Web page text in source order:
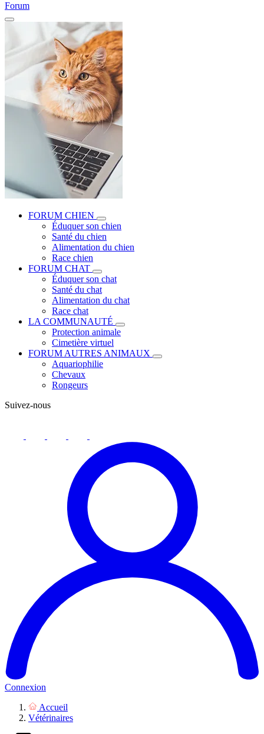
Forum
FORUM CHIEN
Éduquer son chien
Santé du chien
Alimentation du chien
Race chien
FORUM CHAT
Éduquer son chat
Santé du chat
Alimentation du chat
Race chat
LA COMMUNAUTÉ
Protection animale
Cimetière virtuel
FORUM AUTRES ANIMAUX
Aquariophilie
Chevaux
Rongeurs
Suivez-nous
Connexion
Accueil
Vétérinaires